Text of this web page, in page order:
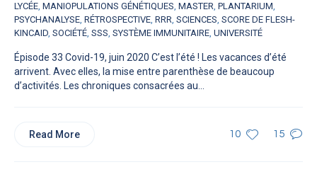
LYCÉE, MANIOPULATIONS GÉNÉTIQUES, MASTER, PLANTARIUM,
PSYCHANALYSE, RÉTROSPECTIVE, RRR, SCIENCES, SCORE DE FLESH-
KINCAID, SOCIÉTÉ, SSS, SYSTÈME IMMUNITAIRE, UNIVERSITÉ
Épisode 33 Covid-19, juin 2020 C’est l’été ! Les vacances d’été
arrivent. Avec elles, la mise entre parenthèse de beaucoup
d’activités. Les chroniques consacrées au...
10 15
Read More